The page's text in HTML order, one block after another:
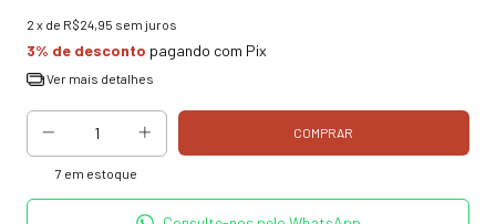
2 x de R$24,95 sem juros
3% de desconto pagando com Pix
Ver mais detalhes
7 em estoque